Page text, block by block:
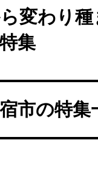
とは
変わり
集
市の特集